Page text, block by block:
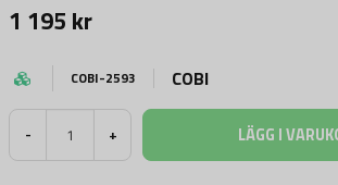
1 195 kr
COBI-2593 COBI
- + LÄGG I